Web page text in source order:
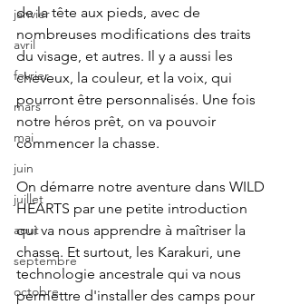
janvier
avril
fevrier
mars
mai
juin
juillet
aout
septembre
octobre
de la tête aux pieds, avec de
nombreuses modifications des traits
du visage, et autres. Il y a aussi les
cheveux, la couleur, et la voix, qui
pourront être personnalisés. Une fois
notre héros prêt, on va pouvoir
commencer la chasse.
On démarre notre aventure dans WILD
HEARTS par une petite introduction
qui va nous apprendre à maîtriser la
chasse. Et surtout, les Karakuri, une
technologie ancestrale qui va nous
permettre d'installer des camps pour